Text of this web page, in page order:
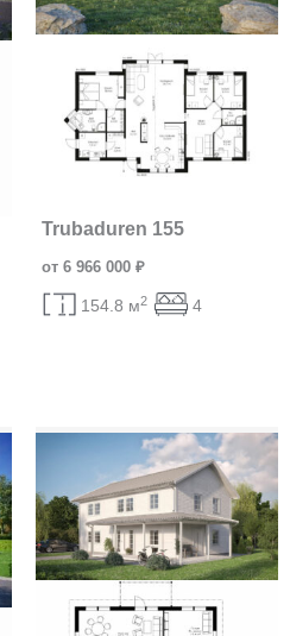
Trubaduren 155
от 6 966 000 ₽
154.8 м2 4